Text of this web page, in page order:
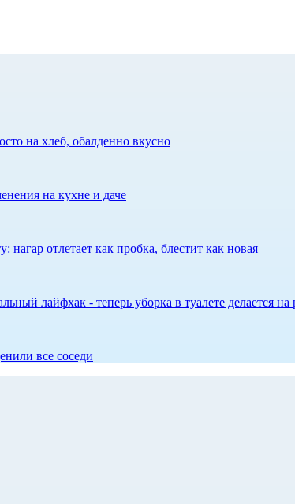
на хлеб, обалденно вкусно
на кухне и даче
отлетает как пробка, блестит как новая
лайфхак - теперь уборка в туалете делается на
все соседи